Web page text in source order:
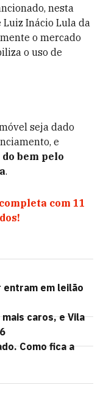
nesta
Inácio Lula da
o mercado
o uso de
seja dado
e
bem pelo
.
com 11
entram em leilão
caros, e Vila
Como fica a